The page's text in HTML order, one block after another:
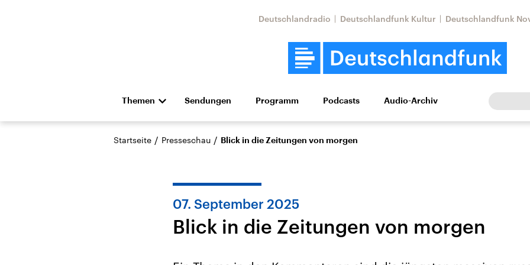
Deutschlandradio Deutschlandfunk Kultur Deutschlandfunk
Themen
Die Nachrichten Politik Wirtschaft Wissen Kultur Europa
Hörspiel und Feature Musik
Sendungen Programm Podcasts Audio-Archiv
Startseite / Presseschau / Blick in die Zeitungen von morgen
07. September 2025
Blick in die Zeitungen von morgen